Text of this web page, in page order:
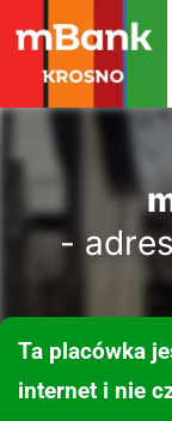
-
Ta placówka
internet i nie